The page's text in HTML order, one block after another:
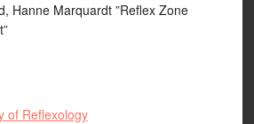
Marquardt ”Reflex Zone
of Reflexology